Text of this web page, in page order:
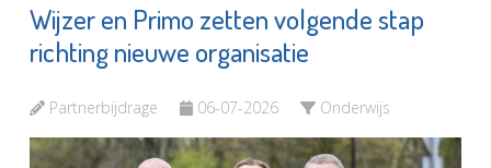
Wijzer en Primo zetten volgende stap
richting nieuwe organisatie
Partnerbijdrage 06-07-2026 Onderwijs